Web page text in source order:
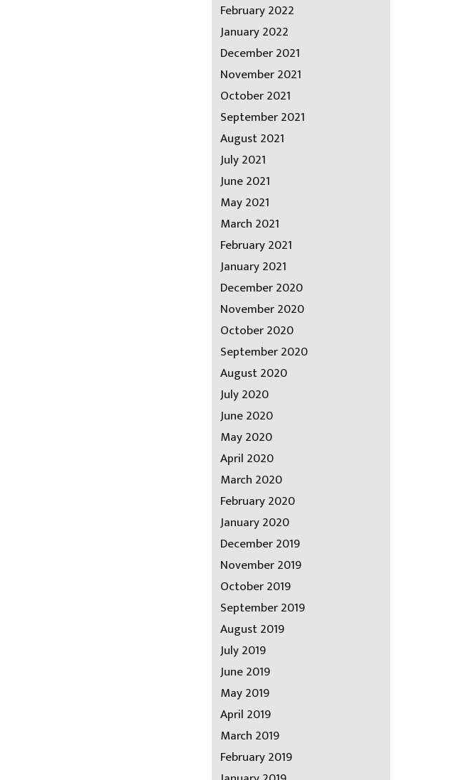
February 2022
January 2022
December 2021
November 2021
October 2021
September 2021
August 2021
July 2021
June 2021
May 2021
March 2021
February 2021
January 2021
December 2020
November 2020
October 2020
September 2020
August 2020
July 2020
June 2020
May 2020
April 2020
March 2020
February 2020
January 2020
December 2019
November 2019
October 2019
September 2019
August 2019
July 2019
June 2019
May 2019
April 2019
March 2019
February 2019